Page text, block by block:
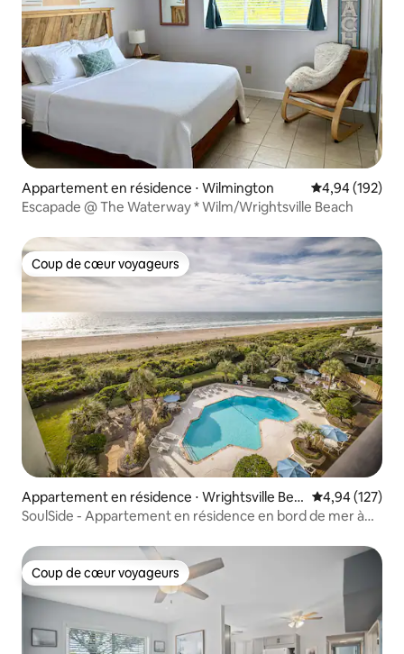
Appartement en résidence ⋅ Wilmington Évaluation
4,94 (192)
Escapade @ The Waterway * Wilm/Wrightsville Beach
Coup de cœur voyageurs
Coup de cœur voyageurs
Appartement en résidence ⋅ Wrightsville Bea
ch
Évaluation
4,94 (127)
SoulSide - Appartement en résidence en bord de mer à
Coup de cœur voyageurs
Coup de cœur voyageurs